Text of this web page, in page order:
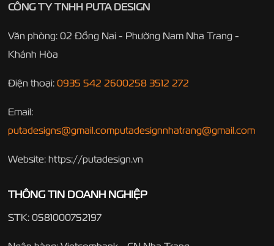
CÔNG TY TNHH PUTA DESIGN
Văn phòng: 02 Đồng Nai - Phường Nam Nha Trang -
Khánh Hòa
Điện thoại: 0935 542 2600258 3512 272
Email:
putadesigns@gmail.computadesignnhatrang@gmail.com
Website: https://putadesign.vn
THÔNG TIN DOANH NGHIỆP
STK: 0581000752197